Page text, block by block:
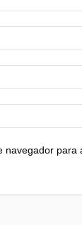
navegador para